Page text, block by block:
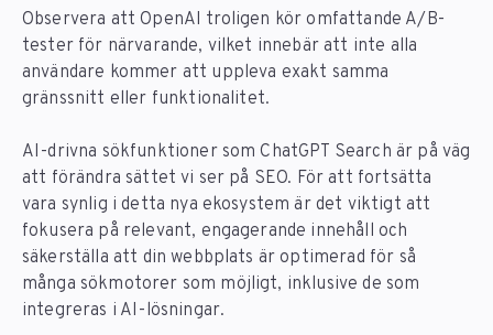
Observera att OpenAI troligen kör omfattande A/B-
tester för närvarande, vilket innebär att inte alla
användare kommer att uppleva exakt samma
gränssnitt eller funktionalitet.
AI-drivna sökfunktioner som ChatGPT Search är på väg
att förändra sättet vi ser på SEO. För att fortsätta
vara synlig i detta nya ekosystem är det viktigt att
fokusera på relevant, engagerande innehåll och
säkerställa att din webbplats är optimerad för så
många sökmotorer som möjligt, inklusive de som
integreras i AI-lösningar.